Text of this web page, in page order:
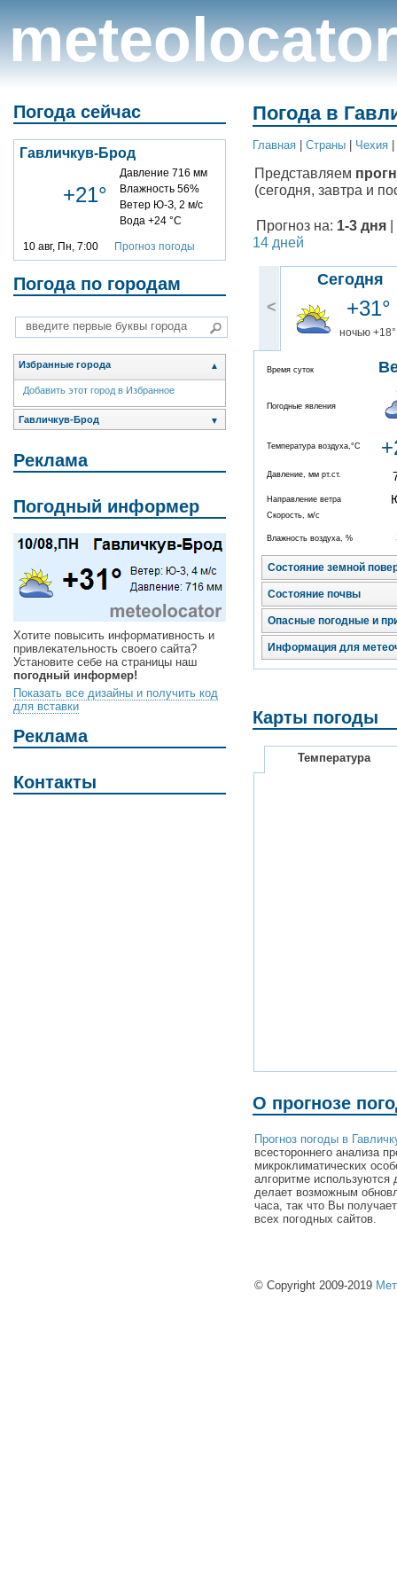
meteolocator
Погода сейчас
Гавличкув-Брод
+21°
Давление 716 мм
Влажность 56%
Ветер Ю-З, 2 м/с
Вода +24 °C
10 авг, Пн, 7:00 Прогноз погоды
Погода по городам
Избранные города ▲
Добавить этот город в Избранное
Гавличкув-Брод ▼
Реклама
Погодный информер
Хотите повысить информативность и
привлекательность своего сайта?
Установите себе на страницы наш
погодный информер!
Показать все дизайны и получить код
для вставки
Реклама
Контакты
Погода в
Главная Cтраны Чехия
Представляем
(сегодня, завтра и
Прогноз на: 1-3 дня
14 дней
<
Сегодня
+31°
ночью +18°
Время суток
Погодные явления
Температура воздуха,°C
Давление, мм рт.ст.
Направление ветра
Скорость, м/с
Влажность воздуха, %
Состояние земной
Состояние почвы
Опасные погодные и
Информация для
Карты погоды
Температура
О прогнозе
Прогноз погоды в
всестороннего анализа
микроклиматических
алгоритме
делает возможным
часа, так что Вы
всех погодных сайтов.
© Copyright 2009-2019